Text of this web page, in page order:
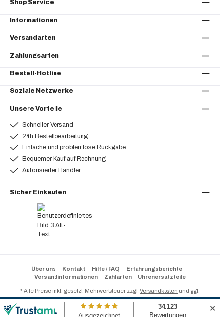
Shop Service
Informationen
Versandarten
Zahlungsarten
Bestell-Hotline
Soziale Netzwerke
Unsere Vorteile
Schneller Versand
24h Bestellbearbeitung
Einfache und problemlose Rückgabe
Bequemer Kauf auf Rechnung
Autorisierter Händler
Sicher Einkaufen
✕
Über uns Kontakt Hilfe / FAQ
Erfahrungsberichte
Versandinformationen
Zahlarten Uhrenersatzteile
* Alle Preise inkl. gesetzl. Mehrwertsteuer zzgl. Versandkosten und ggf.
Nachnahmegebühren, wenn nicht anders angegeben.
© 2026 TimeStore24 - Alle Rechte vorbehalten.